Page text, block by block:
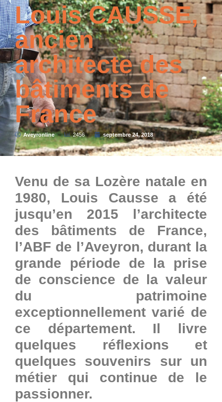
Louis CAUSSE,
ancien
architecte des
bâtiments de
France
Aveyronline 2456 septembre 24, 2018
Venu de sa Lozère natale en
1980, Louis Causse a été
jusqu’en 2015 l’architecte
des bâtiments de France,
l’ABF de l’Aveyron, durant la
grande période de la prise
de conscience de la valeur
du patrimoine
exceptionnellement varié de
ce département. Il livre
quelques réflexions et
quelques souvenirs sur un
métier qui continue de le
passionner.